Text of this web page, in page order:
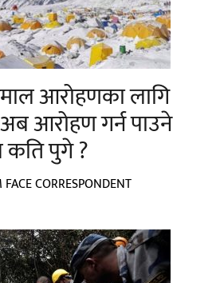
आरोहणका लागि
आरोहण गर्न पाउने
कति पुगे ?
CORRESPONDENT